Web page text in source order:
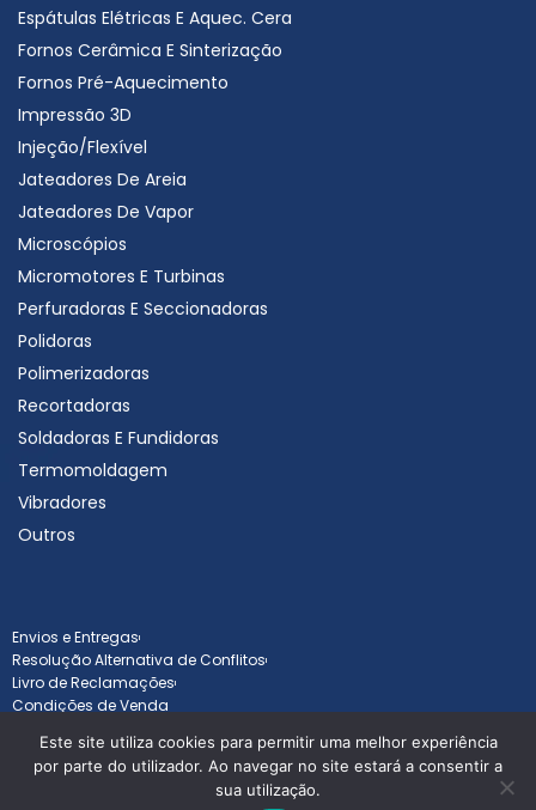
Espátulas Elétricas E Aquec. Cera
Fornos Cerâmica E Sinterização
Fornos Pré-Aquecimento
Impressão 3D
Injeção/Flexível
Jateadores De Areia
Jateadores De Vapor
Microscópios
Micromotores E Turbinas
Perfuradoras E Seccionadoras
Polidoras
Polimerizadoras
Recortadoras
Soldadoras E Fundidoras
Termomoldagem
Vibradores
Outros
Envios e Entregas
Resolução Alternativa de Conflitos
Livro de Reclamações
Condições de Venda
Este site utiliza cookies para permitir uma melhor experiência
por parte do utilizador. Ao navegar no site estará a consentir a
sua utilização.